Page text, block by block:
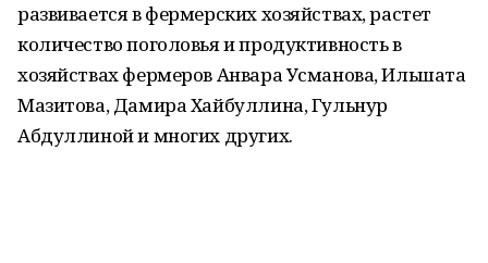
развивается в фермерских хозяйствах, растет
количество поголовья и продуктивность в
хозяйствах фермеров Анвара Усманова, Ильшата
Мазитова, Дамира Хайбуллина, Гульнур
Абдуллиной и многих других.